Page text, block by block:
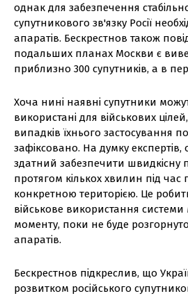
однак для забезпечення
супутникового зв'язку Росії
апаратів. Бескрестнов також
подальших планах Москви є
приблизно 300 супутників, а в
Хоча нині наявні супутники
використані для військових
випадків їхнього застосування
зафіксовано. На думку
здатний забезпечити
протягом кількох хвилин під
конкретною територією. Це
військове використання
моменту, поки не буде розгорнуто
апаратів.
Бескрестнов підкреслив, що
розвитком російського